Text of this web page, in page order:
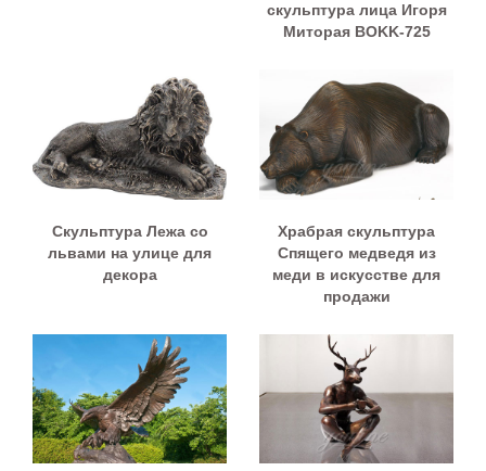
скульптура лица Игоря
Миторая BOKK-725
Скульптура Лежа со
львами на улице для
декора
Храбрая скульптура
Спящего медведя из
меди в искусстве для
продажи